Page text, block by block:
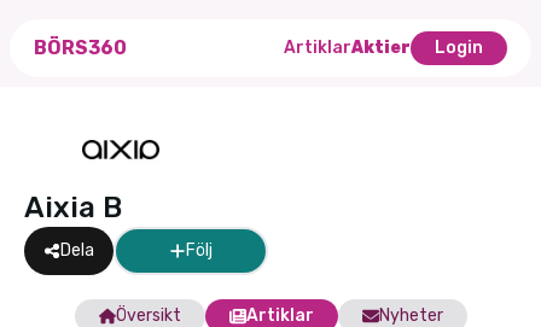
BÖRS360 ArtiklarAktier Login
Aixia B
Dela Följ
Översikt Artiklar Nyheter